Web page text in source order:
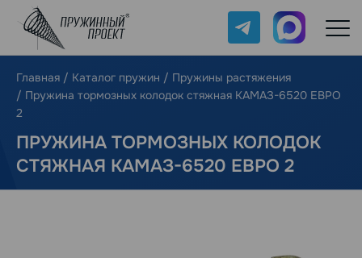
Telegram Max
Главная / Каталог пружин / Пружины растяжения
/ Пружина тормозных колодок стяжная КАМАЗ-6520 ЕВРО
2
ПРУЖИНА ТОРМОЗНЫХ КОЛОДОК
СТЯЖНАЯ КАМАЗ-6520 ЕВРО 2